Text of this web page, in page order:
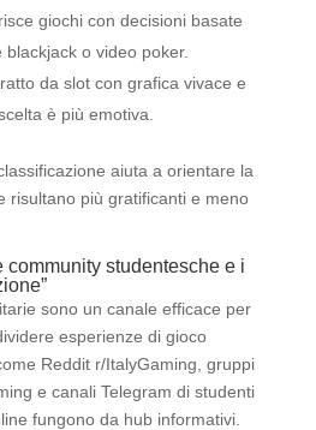
giochi con decisioni basate
o video poker.
da slot con grafica vivace e
è più emotiva.
aiuta a orientare la
risultano più gratificanti e meno
community studentesche e i
sono un canale efficace per
esperienze di gioco
Reddit r/ItalyGaming, gruppi
e canali Telegram di studenti
fungono da hub informativi.